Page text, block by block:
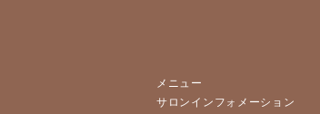
メニュー
サロンインフォメーション